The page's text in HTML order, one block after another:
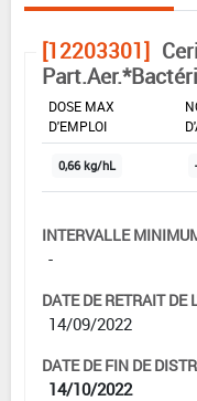
[12203301]
DOSE MAX
D'EMPLOI
0,66 kg/hL -
INTERVALLE
-
DATE DE RETRAIT DE
14/09/2022
DATE DE FIN DE
14/10/2022